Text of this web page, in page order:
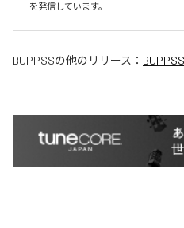
を発信しています。
BUPPSSの他のリリース： BUPPSS